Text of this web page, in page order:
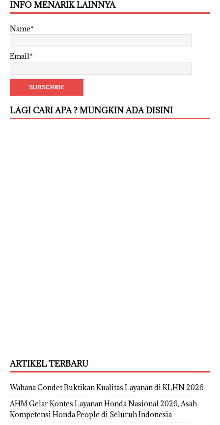
INFO MENARIK LAINNYA
Name*
Email*
LAGI CARI APA ? MUNGKIN ADA DISINI
ARTIKEL TERBARU
Wahana Condet Buktikan Kualitas Layanan di KLHN 2026
AHM Gelar Kontes Layanan Honda Nasional 2026, Asah
Kompetensi Honda People di Seluruh Indonesia